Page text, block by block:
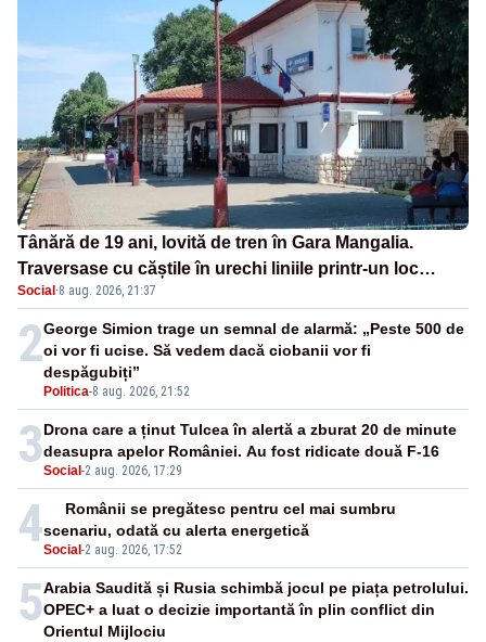
Tânără de 19 ani, lovită de tren în Gara Mangalia.
Traversase cu căștile în urechi liniile printr-un loc
nepermis
Social ·8 aug. 2026, 21:37
2
Politica-8 aug. 2026, 21:52
George Simion trage un semnal de alarmă: „Peste 500 de
oi vor fi ucise. Să vedem dacă ciobanii vor fi
despăgubiți”
3Social -2 aug. 2026, 17:29
Drona care a ținut Tulcea în alertă a zburat 20 de minute
deasupra apelor României. Au fost ridicate două F-16
4Social -2 aug. 2026, 17:52
Românii se pregătesc pentru cel mai sumbru
scenariu, odată cu alerta energetică
5Arabia Saudită și Rusia schimbă jocul pe piața petrolului.
OPEC+ a luat o decizie importantă în plin conflict din
Orientul Mijlociu